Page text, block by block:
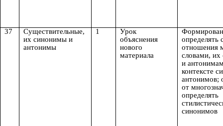
37
Существительные,
их синонимы и
антонимы
1
Урок
объяснения
нового
материала
определять
отношения
словами,
и
контексте
антонимов;
от
определять
синонимов